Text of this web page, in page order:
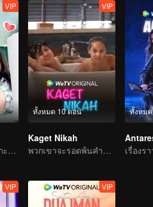
VIP
โมซ่าจะชนะใจชิโกะได้หรือไม่?
ทั้งหมด 10 ตอน
VIP
Kaget Nikah
พวกเขาจะรอดพ้นคำขาดการแต่งงานได้หรือไม่?
ทั้งหม
เรื่องร
VIP VIP